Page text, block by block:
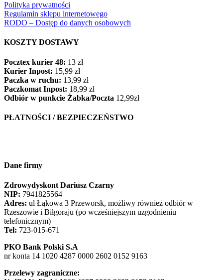
Polityka prywatności
Regulamin sklepu internetowego
RODO – Dostęp do danych osobowych
KOSZTY DOSTAWY
Pocztex kurier 48: 13 zł
Kurier Inpost: 15,99 zł
Paczka w ruchu: 13,99 zł
Paczkomat Inpost: 18,99 zł
Odbiór w punkcie Żabka/Poczta 12,99zł
PŁATNOŚCI / BEZPIECZEŃSTWO
Dane firmy
Zdrowydyskont Dariusz Czarny
NIP: 7941825564
Adres: ul Łąkowa 3 Przeworsk, możliwy również odbiór w
Rzeszowie i Biłgoraju (po wcześniejszym uzgodnieniu
telefonicznym)
Tel: 723-015-671
PKO Bank Polski S.A
nr konta 14 1020 4287 0000 2602 0152 9163
Przelewy zagraniczne: